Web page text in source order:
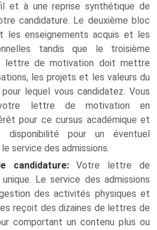
et à une reprise synthétique de
candidature. Le deuxième bloc
les enseignements acquis et les
tandis que le troisième
lettre de motivation doit mettre
les projets et les valeurs du
lequel vous candidatez. Vous
lettre de motivation en
pour ce cursus académique et
disponibilité pour un éventuel
service des admissions.
candidature:Votre lettre de
Le service des admissions
des activités physiques et
reçoit des dizaines de lettres de
comportant un contenu plus ou